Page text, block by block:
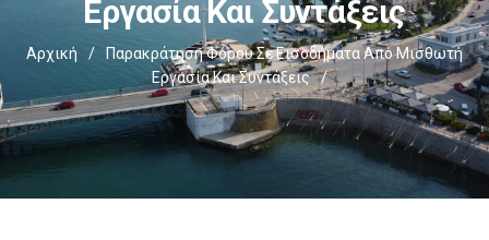
Εργασία Και Συντάξεις
Αρχική /
Παρακράτηση Φόρου Σε Εισοδήματα Από Μισθωτή
Εργασία Και Συντάξεις
/